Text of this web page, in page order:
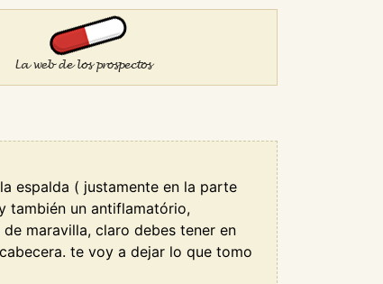
espalda ( justamente en la parte
también un antiflamatório,
maravilla, claro debes tener en
te voy a dejar lo que tomo